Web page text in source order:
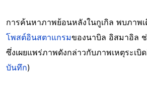
การค้นหาภาพย้อนหลังในกูเกิล พบภาพ
โพสต์อินสตาแกรมของนาบิล อิสมาอิล
ซึ่งเผยแพร่ภาพดังกล่าวกับภาพเหตุระเบิ
บันทึก)